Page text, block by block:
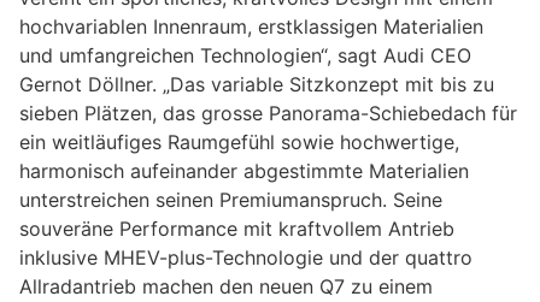
hochvariablen Innenraum, erstklassigen Materialien
und umfangreichen Technologien“, sagt Audi CEO
Gernot Döllner. „Das variable Sitzkonzept mit bis zu
sieben Plätzen, das grosse Panorama-Schiebedach für
ein weitläufiges Raumgefühl sowie hochwertige,
harmonisch aufeinander abgestimmte Materialien
unterstreichen seinen Premiumanspruch. Seine
souveräne Performance mit kraftvollem Antrieb
inklusive MHEV-plus-Technologie und der quattro
Allradantrieb machen den neuen Q7 zu einem